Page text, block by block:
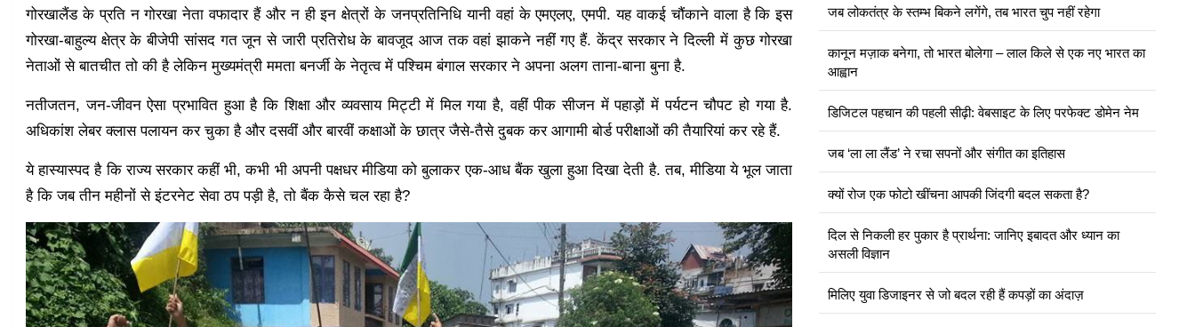
गोरखालैंड के प्रति न गोरखा नेता वफादार हैं और न ही इन क्षेत्रों के जनप्रतिनिधि यानी वहां के एमएलए, एमपी.यह वाकई चौंकाने वाला है कि इस
गोरखा-बाहुल्य क्षेत्र के बीजेपी सांसद गत जून से जारी प्रतिरोध के बावजूद आज तक वहां झाकने नहीं गए हैं.केंद्र सरकार ने दिल्ली में कुछ गोरखा
नेताओं से बातचीत तो की है लेकिन मुख्यमंत्री ममता बनर्जी के नेतृत्व में पश्चिम बंगाल सरकार ने अपना अलग ताना-बाना बुना है.
नतीजतन, जन-जीवन ऐसा प्रभावित हुआ है कि शिक्षा और व्यवसाय मिट्टी में मिल गया है, वहीं पीक सीजन में पहाड़ों में पर्यटन चौपट हो गया है.
अधिकांश लेबर क्लास पलायन कर चुका है और दसवीं और बारवीं कक्षाओं के छात्र जैसे-तैसे दुबक कर आगामी बोर्ड परीक्षाओं की तैयारियां कर रहे हैं.
ये हास्यास्पद है कि राज्य सरकार कहीं भी, कभी भी अपनी पक्षधर मीडिया को बुलाकर एक-आध बैंक खुला हुआ दिखा देती है. तब, मीडिया ये भूल जाता
है कि जब तीन महीनों से इंटरनेट सेवा ठप पड़ी है, तो बैंक कैसे चल रहा है?
जब लोकतंत्र के स्तम्भ बिकने लगेंगे, तब भारत चुप नहीं रहेगा
कानून मज़ाक बनेगा, तो भारत बोलेगा – लाल किले से एक नए भारत का
आह्वान
डिजिटल पहचान की पहली सीढ़ी: वेबसाइट के लिए परफेक्ट डोमेन नेम
जब ‘ला ला लैंड’ ने रचा सपनों और संगीत का इतिहास
क्यों रोज एक फोटो खींचना आपकी जिंदगी बदल सकता है?
दिल से निकली हर पुकार है प्रार्थना: जानिए इबादत और ध्यान का
असली विज्ञान
मिलिए युवा डिजाइनर से जो बदल रही हैं कपड़ों का अंदाज़